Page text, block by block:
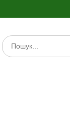
Шукати: